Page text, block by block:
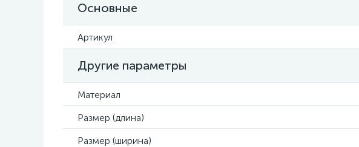
Основные
Артикул
Другие параметры
Материал
Размер (длина)
Размер (ширина)